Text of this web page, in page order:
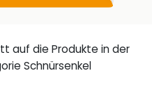
auf die Produkte in der
Schnürsenkel